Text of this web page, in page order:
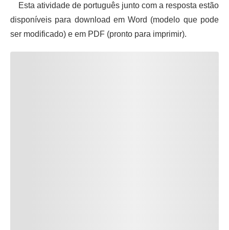
Esta atividade de português junto com a resposta estão
disponíveis para download em Word (modelo que pode
ser modificado) e em PDF (pronto para imprimir).